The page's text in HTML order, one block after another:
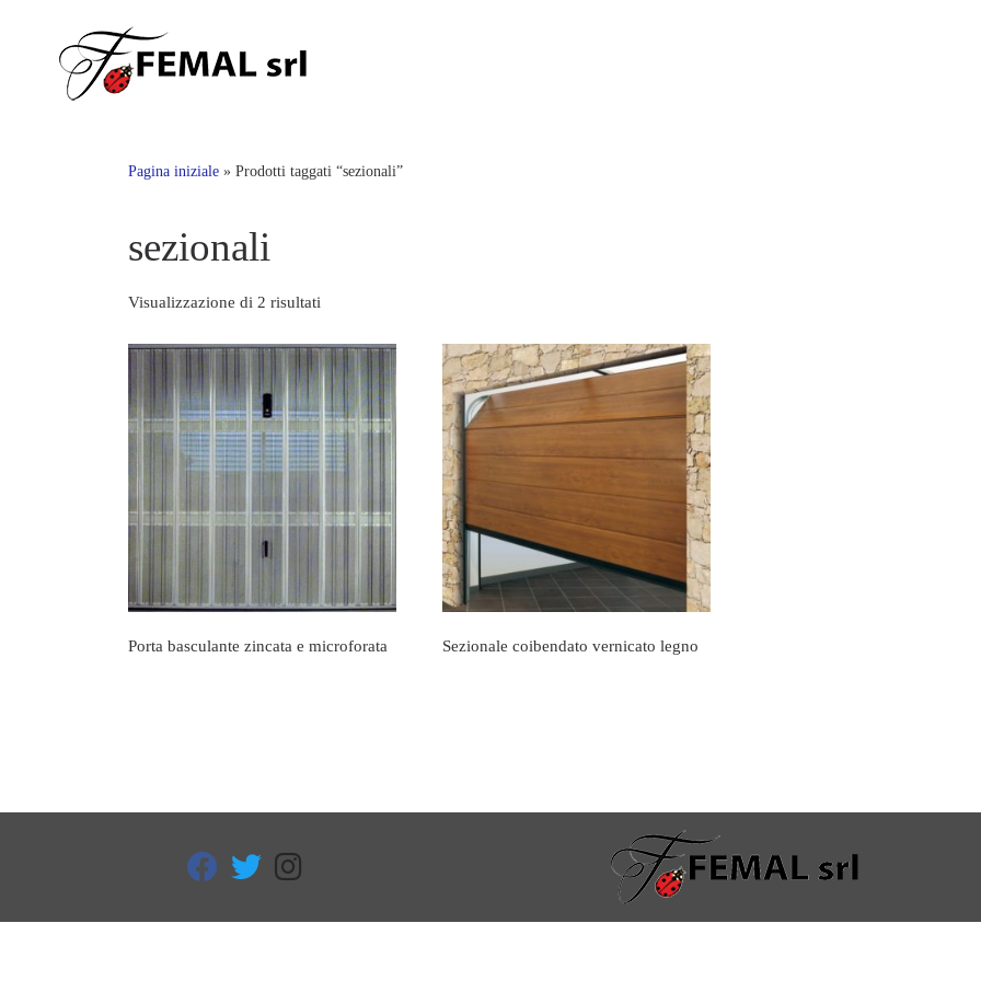
Pagina iniziale » Prodotti taggati “sezionali”
sezionali
Visualizzazione di 2 risultati
Porta basculante zincata e microforata Sezionale coibendato vernicato legno
fab fa-facebook
fab fa-twitter